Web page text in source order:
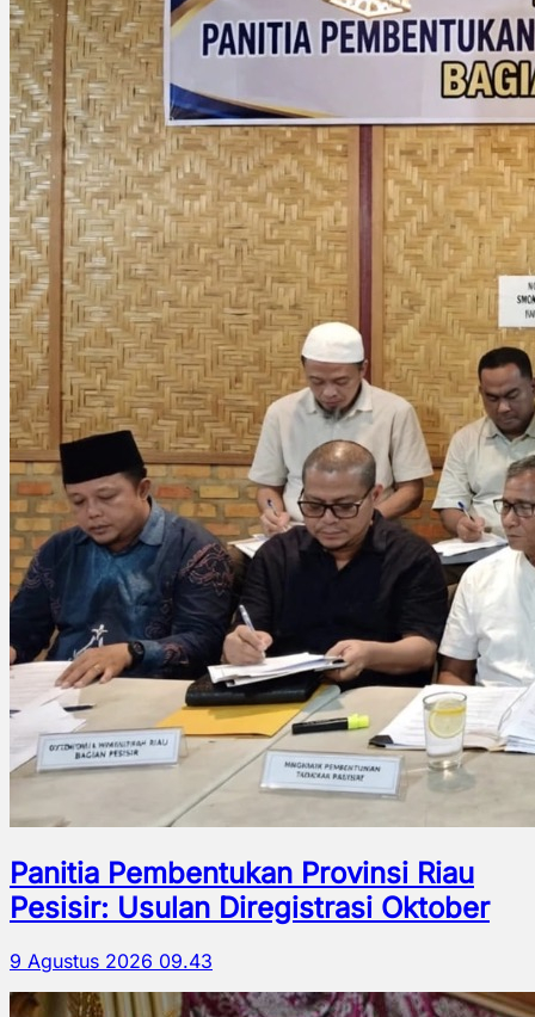
Panitia Pembentukan Provinsi Riau
Pesisir: Usulan Diregistrasi Oktober
9 Agustus 2026 09.43